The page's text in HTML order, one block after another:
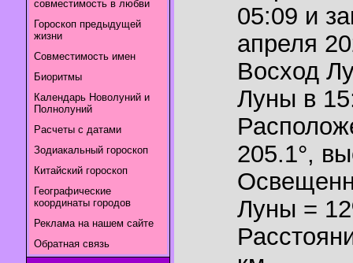
совместимость в любви
Гороскоп предыдущей
жизни
Совместимость имен
Биоритмы
Календарь Новолуний и
Полнолуний
Расчеты с датами
Зодиакальный гороскоп
Китайский гороскоп
Географические
координаты городов
Реклама на нашем сайте
Обратная связь
05:09 и
апреля
Восход
Луны в
205.1°,
Луны =